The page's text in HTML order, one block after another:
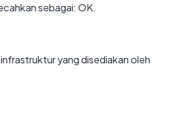
sebagai: OK.
yang disediakan oleh